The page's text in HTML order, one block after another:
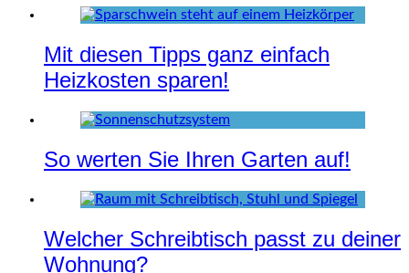
Mit diesen Tipps ganz einfach
Heizkosten sparen!
So werten Sie Ihren Garten auf!
Welcher Schreibtisch passt zu deiner
Wohnung?